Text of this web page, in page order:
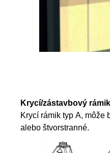
Krycí/zástavbový
Krycí rámik typ A, môže
alebo štvorstranné.